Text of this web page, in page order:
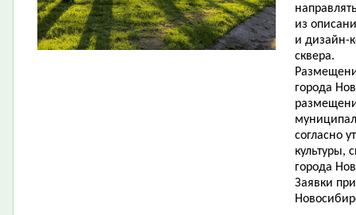
из
и дизайн-
сквера.
города
согласно
культуры,
города
Заявки